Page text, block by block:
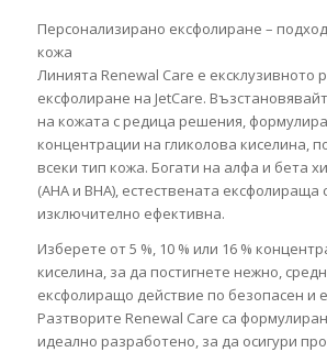
Персонализирано ексфолиране –
кожа
Линията Renewal Care е ексклузивното
ексфолиране на JetCare.
на кожата с редица решения,
концентрации на гликолова киселина,
всеки тип кожа. Богати на алфа и бета
(AHA и BHA), естествената ексфолираща
изключително ефективна.
Изберете от 5 %, 10 % или 16 %
киселина, за да постигнете нежно,
ексфолиращо действие по безопасен и
Разтворите Renewal Care са
идеално разработено, за да осигури